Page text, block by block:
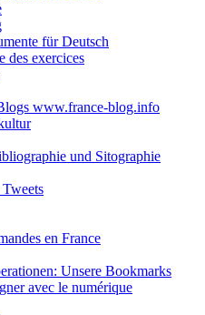
für Deutsch
des exercices
www.france-blog.info
und Sitographie
en France
Unsere Bookmarks
avec le numérique